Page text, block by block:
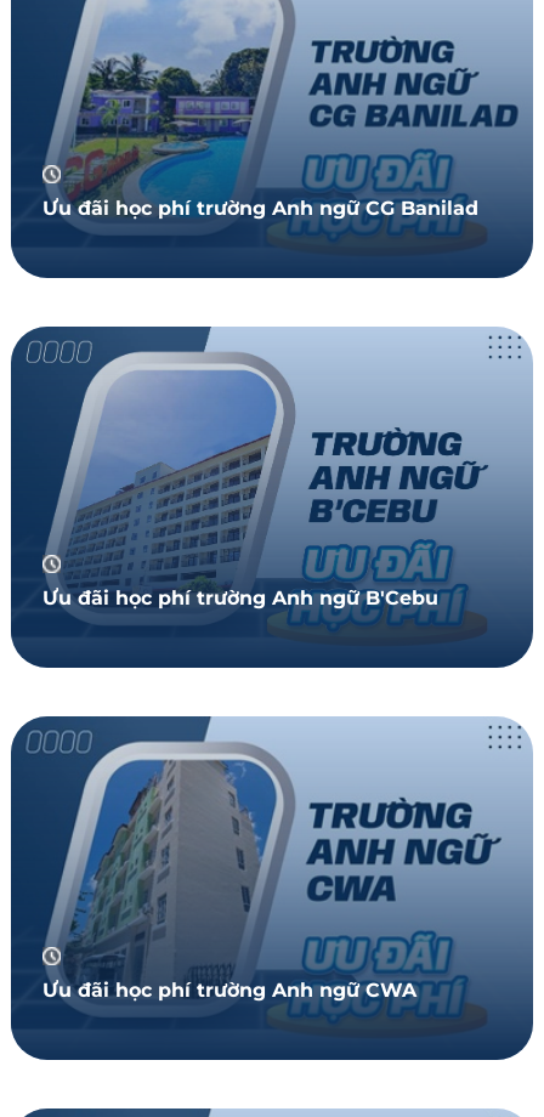
Ưu đãi học phí trường Anh ngữ CG Banilad
Ưu đãi học phí trường Anh ngữ B'Cebu
Ưu đãi học phí trường Anh ngữ CWA